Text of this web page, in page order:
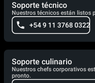
Soporte técnico
Nuestros técnicos están listos
+54 9 11 3768 0322
Soporte culinario
Nuestros chefs corporativos
pronto.